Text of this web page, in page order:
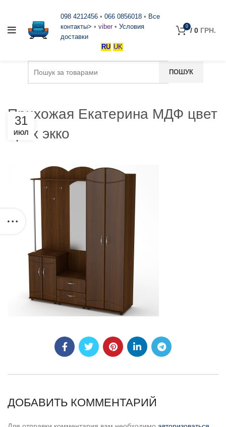
098 4212456 • 066 0856018 • Все
контакты> • viber • Условия
доставки
RU UK
0 / 0 ГРН.
Прихожая Екатерина МДФ цвет
орех экко
31
ИЮЛ
ДОБАВИТЬ КОММЕНТАРИЙ